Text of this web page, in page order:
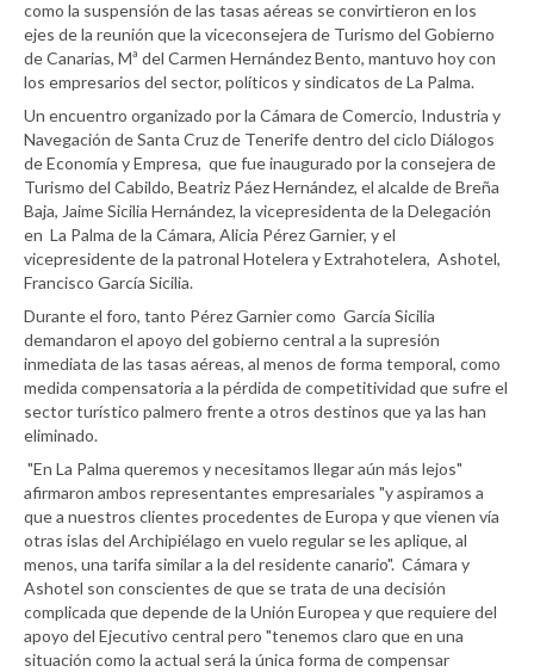
como la suspensión de las tasas aéreas se convirtieron en los
ejes de la reunión que la viceconsejera de Turismo del Gobierno
de Canarias, Mª del Carmen Hernández Bento, mantuvo hoy con
los empresarios del sector, políticos y sindicatos de La Palma.
Un encuentro organizado por la Cámara de Comercio, Industria y
Navegación de Santa Cruz de Tenerife dentro del ciclo Diálogos
de Economía y Empresa, que fue inaugurado por la consejera de
Turismo del Cabildo, Beatriz Páez Hernández, el alcalde de Breña
Baja, Jaime Sicilia Hernández, la vicepresidenta de la Delegación
en La Palma de la Cámara, Alicia Pérez Garnier, y el
vicepresidente de la patronal Hotelera y Extrahotelera, Ashotel,
Francisco García Sicilia.
Durante el foro, tanto Pérez Garnier como García Sicilia
demandaron el apoyo del gobierno central a la supresión
inmediata de las tasas aéreas, al menos de forma temporal, como
medida compensatoria a la pérdida de competitividad que sufre el
sector turístico palmero frente a otros destinos que ya las han
eliminado.
"En La Palma queremos y necesitamos llegar aún más lejos"
afirmaron ambos representantes empresariales "y aspiramos a
que a nuestros clientes procedentes de Europa y que vienen vía
otras islas del Archipiélago en vuelo regular se les aplique, al
menos, una tarifa similar a la del residente canario". Cámara y
Ashotel son conscientes de que se trata de una decisión
complicada que depende de la Unión Europea y que requiere del
apoyo del Ejecutivo central pero "tenemos claro que en una
situación como la actual será la única forma de compensar